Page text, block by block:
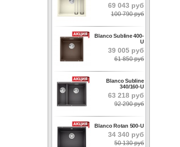
69 043 руб
100 790 руб
Blanco Subline 400-
U
39 005 руб
61 850 руб
Blanco Subline
340/160-U
63 218 руб
92 290 руб
Blanco Rotan 500-U
34 340 руб
50 130 руб